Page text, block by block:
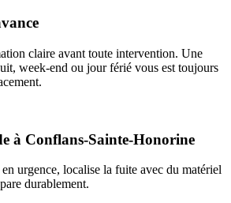
claire avant toute intervention. Une
week-end ou jour férié vous est toujours
à Conflans-Sainte-Honorine
urgence, localise la fuite avec du matériel
durablement.